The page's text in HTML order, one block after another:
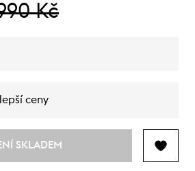
Kč
ceny
SKLADEM